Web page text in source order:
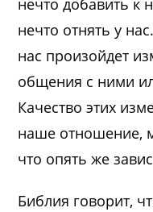
нечто добавить к
нечто отнять у
нас произойдет
общения с ними
Качество этих
наше отношение,
что опять же
Библия говорит,